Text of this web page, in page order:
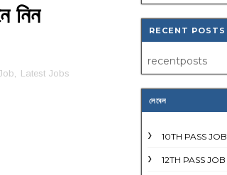
নিন
, Latest Jobs
RECENT POSTS
recentposts
লেবেল
10TH PASS JOB
12TH PASS JOB